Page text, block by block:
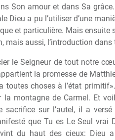
Son amour et dans Sa
Dieu a pu l’utiliser d’une mani
et particulière. Mais ensuite
mais aussi, l’introduction
le Seigneur de tout notre cœ
la promesse de
toutes choses à l’état
la montagne de Carmel. Et voil
sacrifice sur l’autel, il a
que Tu es Le Seul
du haut des cieux: Dieu